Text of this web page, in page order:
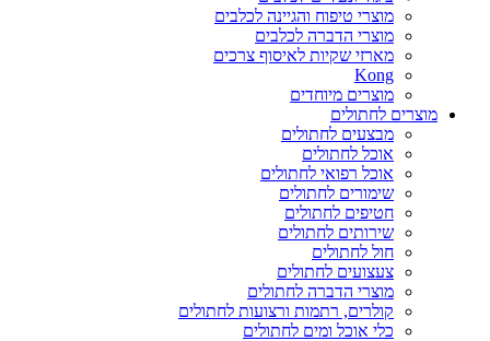
מוצרי טיפוח והגיינה לכלבים
מוצרי הדברה לכלבים
מארזי שקיות לאיסוף צרכים
Kong
מוצרים מיוחדים
מוצרים לחתולים
מבצעים לחתולים
אוכל לחתולים
אוכל רפואי לחתולים
שימורים לחתולים
חטיפים לחתולים
שירותים לחתולים
חול לחתולים
צעצועים לחתולים
מוצרי הדברה לחתולים
קולרים, רתמות ורצועות לחתולים
כלי אוכל ומים לחתולים